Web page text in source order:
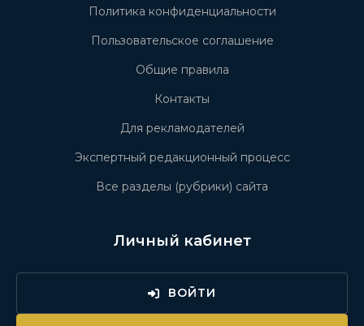
Политика конфиденциальности
Пользовательское соглашение
Общие правила
Контакты
Для рекламодателей
Экспертный редакционный процесс
Все разделы (рубрики) сайта
Личный кабинет
ВОЙТИ